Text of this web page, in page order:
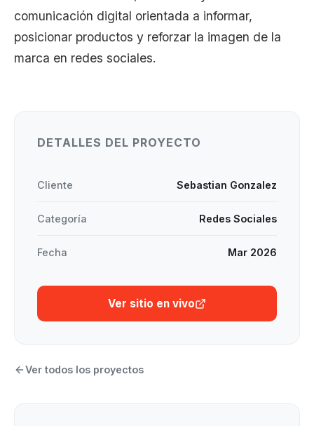
comunicación digital orientada a informar,
posicionar productos y reforzar la imagen de la
marca en redes sociales.
DETALLES DEL PROYECTO
Cliente Sebastian Gonzalez
Categoría Redes Sociales
Fecha Mar 2026
Ver sitio en vivo
Ver todos los proyectos